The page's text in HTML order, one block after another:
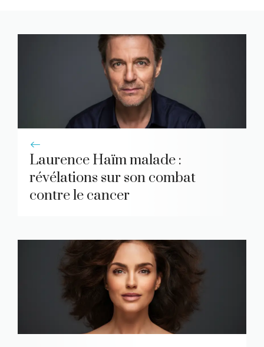
Laurence Haïm malade :
révélations sur son combat
contre le cancer